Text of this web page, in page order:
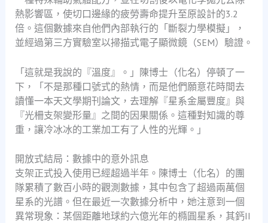
熱影響區，使切口邊緣的疲勞壽命提升至原設計的3.2
倍。這個數據來自他們內部執行的「斷裂力學模擬」，
並經過第三方實驗室以掃描式電子顯微鏡（SEM）驗證。
「這就是我說的『溫度』。」陳博士（化名）停頓了一
下，「不是那種口號式的熱情，而是他們願意花時間去
讀懂一本天文學期刊論文，去理解『星系金屬豐度』與
『光柵支架變形量』之間的因果關係。這種對知識的尊
重，讓冷冰冰的工業加工有了人性的光輝。」
開放式結局：數據中的意外訊息
支架正式投入使用已經超過半年。陳博士（化名）的團
隊累積了數百小時的觀測數據，其中包含了超過兩萬個
星系的光譜。但在最近一次數據分析中，她注意到一個
異常現象：某個距離地球約六億光年的橢圓星系，其鈣II